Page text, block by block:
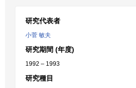
研究代表者
小菅 敏夫
研究期間 (年度)
1992 – 1993
研究種目